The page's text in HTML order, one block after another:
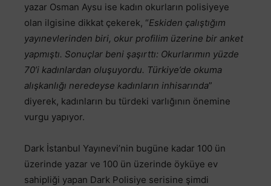
yazar Osman Aysu ise kadın okurların polisiyeye
olan ilgisine dikkat çekerek, “Eskiden çalıştığım
yayınevlerinden biri, okur profilim üzerine bir anket
yapmıştı. Sonuçlar beni şaşırttı: Okurlarımın yüzde
70’i kadınlardan oluşuyordu. Türkiye’de okuma
alışkanlığı neredeyse kadınların inhisarında”
diyerek, kadınların bu türdeki varlığının önemine
vurgu yapıyor.
Dark İstanbul Yayınevi’nin bugüne kadar 100 ün
üzerinde yazar ve 100 ün üzerinde öyküye ev
sahipliği yapan Dark Polisiye serisine şimdi